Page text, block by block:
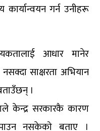
कार्यान्वयन गर्न उनीहरू
आधार मानेर
साक्षरता अभियान
।
केन्द्र सरकारकै कारण
पाउन नसकेको बताए ।